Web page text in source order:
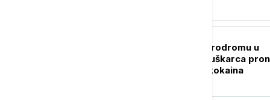
Carinski psi na aerodromu u
Diseldorfu kod muškarca
devet kilograma kokaina